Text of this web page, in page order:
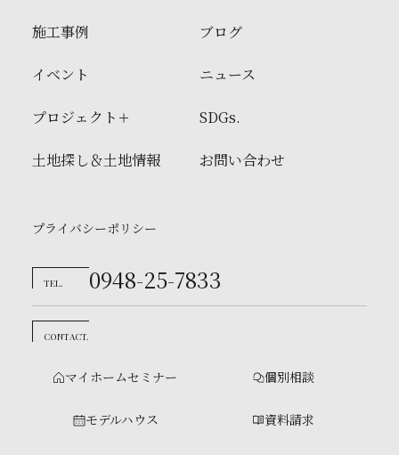
施工事例
イベント
プロジェクト
土地探し＆土地情報
ブログ
ニュース
SDGs.
お問い合わせ
プライバシーポリシー
TEL. 0948-25-7833
CONTACT.
マイホームセミナー 個別相談
モデルハウス 資料請求